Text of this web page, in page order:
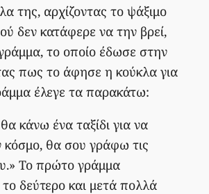
της, αρχίζοντας το ψάξιμο
δεν κατάφερε να την βρεί,
το οποίο έδωσε στην
πως το άφησε η κούκλα για
έλεγε τα παρακάτω:
κάνω ένα ταξίδι για να
κόσμο, θα σου γράφω τις
Το πρώτο γράμμα
δεύτερο και μετά πολλά